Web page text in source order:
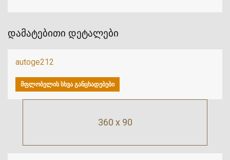
360 x 90
დამატებითი დეტალები
autoge212
ᲛᲤᲚᲝᲑᲔᲚᲘᲡ ᲡᲮᲕᲐ ᲒᲐᲜᲪᲮᲐᲓᲔᲑᲔᲑᲘ